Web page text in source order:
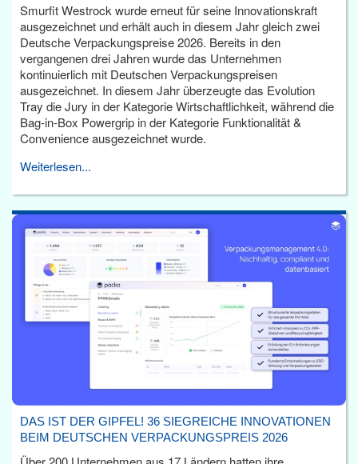
Smurfit Westrock wurde erneut für seine Innovationskraft
ausgezeichnet und erhält auch in diesem Jahr gleich zwei
Deutsche Verpackungspreise 2026. Bereits in den
vergangenen drei Jahren wurde das Unternehmen
kontinuierlich mit Deutschen Verpackungspreisen
ausgezeichnet. In diesem Jahr überzeugte das Evolution
Tray die Jury in der Kategorie Wirtschaftlichkeit, während die
Bag-in-Box Powergrip in der Kategorie Funktionalität &
Convenience ausgezeichnet wurde.
Weiterlesen...
DAS IST DER GIPFEL! 36 SIEGREICHE INNOVATIONEN
BEIM DEUTSCHEN VERPACKUNGSPREIS 2026